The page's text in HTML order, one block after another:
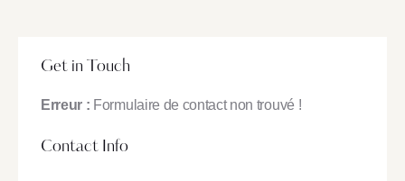
Get in Touch
Erreur : Formulaire de contact non trouvé !
Contact Info